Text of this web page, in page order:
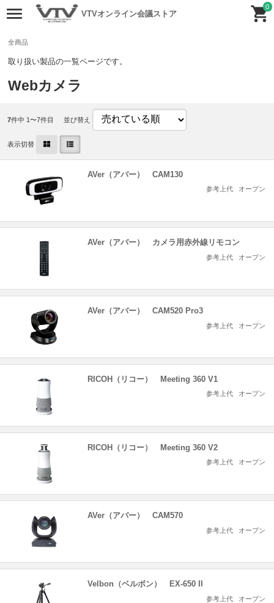
VTVオンライン会議ストア
0
全商品
取り扱い製品の一覧ページです。
Webカメラ
7件中 1〜7件目 並び替え
表示切替
AVer（アバー） CAM130
参考上代 オープン
AVer（アバー） カメラ用赤外線リモコン
参考上代 オープン
AVer（アバー） CAM520 Pro3
参考上代 オープン
RICOH（リコー） Meeting 360 V1
参考上代 オープン
RICOH（リコー） Meeting 360 V2
参考上代 オープン
AVer（アバー） CAM570
参考上代 オープン
Velbon（ベルボン） EX-650 II
参考上代 オープン